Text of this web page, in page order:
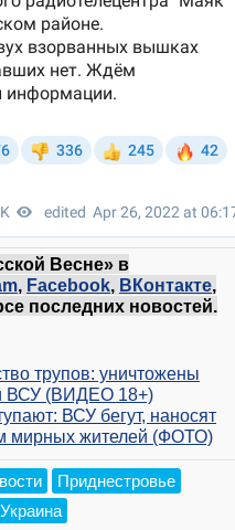
Весне» в
, Facebook, ВКонтакте,
последних новостей.
трупов: уничтожены
ВСУ (ВИДЕО 18+)
ВСУ бегут, наносят
мирных жителей (ФОТО)
Приднестровье
Украина